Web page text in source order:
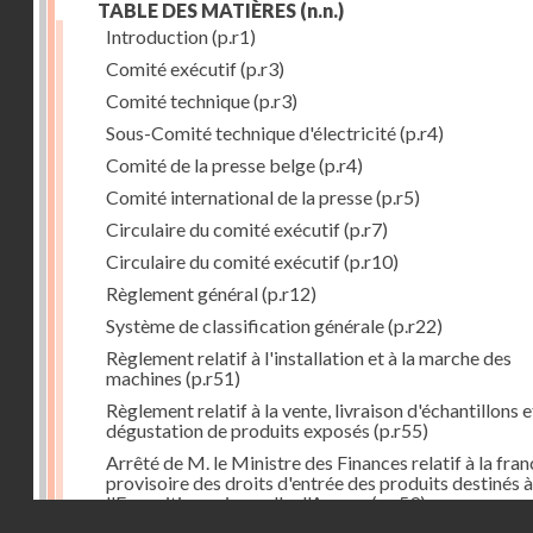
TABLE DES MATIÈRES (n.n.)
Introduction(p.r1)
Comité exécutif(p.r3)
Comité technique(p.r3)
Sous-Comité technique d'électricité(p.r4)
Comité de la presse belge(p.r4)
Comité international de la presse(p.r5)
Circulaire du comité exécutif(p.r7)
Circulaire du comité exécutif(p.r10)
Règlement général(p.r12)
Système de classification générale(p.r22)
Règlement relatif à l'installation et à la marche des
machines (p.r51)
Règlement relatif à la vente, livraison d'échantillons
dégustation de produits exposés (p.r55)
Arrêté de M. le Ministre des Finances relatif à la
provisoire des droits d'entrée des produits destinés à
l'Exposition universelle d'Anvers(p.r59)